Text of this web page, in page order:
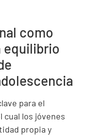
como
equilibrio
para el
cual los jóvenes
propia y